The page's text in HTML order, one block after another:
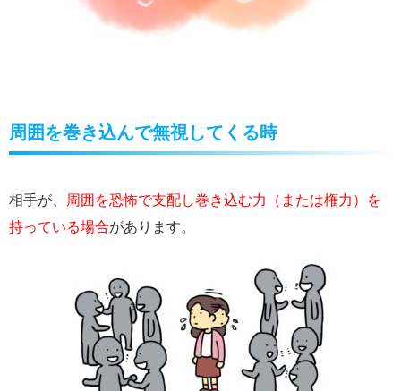
周囲を巻き込んで無視してくる時
相手が、
周囲を恐怖で支配し巻き込む力（または権力）を
持っている場合があります。